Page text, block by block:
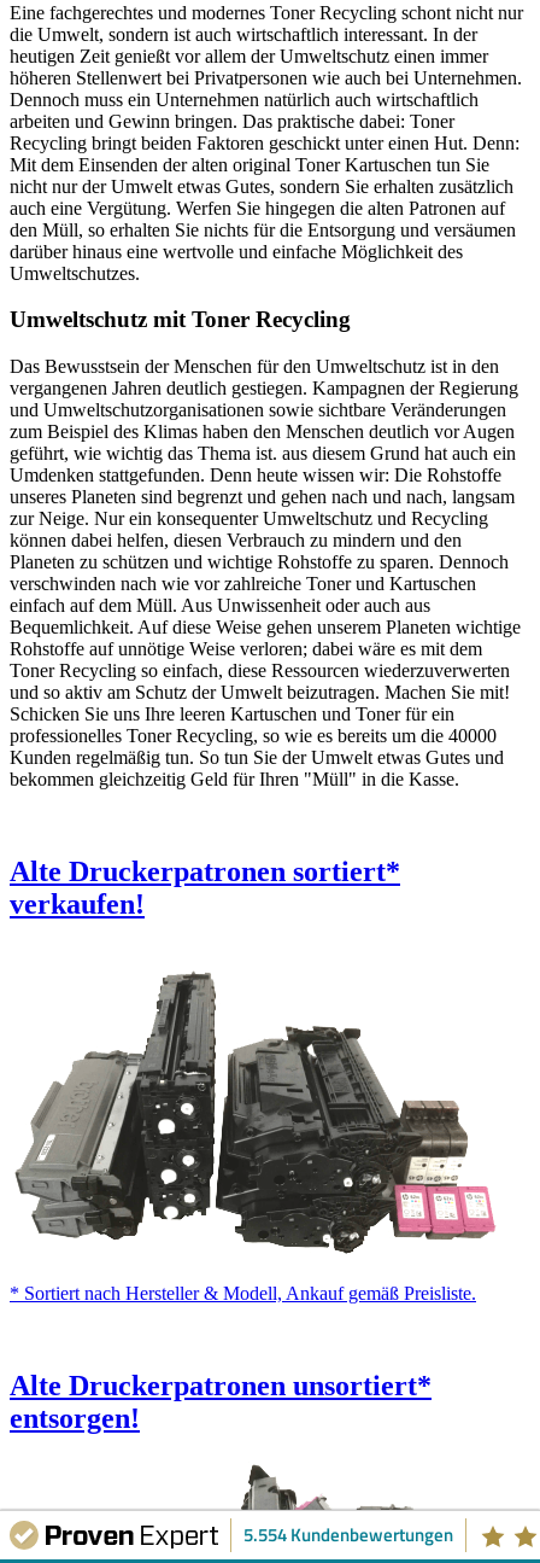
Eine fachgerechtes und modernes Toner Recycling schont nicht nur
die Umwelt, sondern ist auch wirtschaftlich interessant. In der
heutigen Zeit genießt vor allem der Umweltschutz einen immer
höheren Stellenwert bei Privatpersonen wie auch bei Unternehmen.
Dennoch muss ein Unternehmen natürlich auch wirtschaftlich
arbeiten und Gewinn bringen. Das praktische dabei: Toner
Recycling bringt beiden Faktoren geschickt unter einen Hut. Denn:
Mit dem Einsenden der alten original Toner Kartuschen tun Sie
nicht nur der Umwelt etwas Gutes, sondern Sie erhalten zusätzlich
auch eine Vergütung. Werfen Sie hingegen die alten Patronen auf
den Müll, so erhalten Sie nichts für die Entsorgung und versäumen
darüber hinaus eine wertvolle und einfache Möglichkeit des
Umweltschutzes.
Umweltschutz mit Toner Recycling
Das Bewusstsein der Menschen für den Umweltschutz ist in den
vergangenen Jahren deutlich gestiegen. Kampagnen der Regierung
und Umweltschutzorganisationen sowie sichtbare Veränderungen
zum Beispiel des Klimas haben den Menschen deutlich vor Augen
geführt, wie wichtig das Thema ist. aus diesem Grund hat auch ein
Umdenken stattgefunden. Denn heute wissen wir: Die Rohstoffe
unseres Planeten sind begrenzt und gehen nach und nach, langsam
zur Neige. Nur ein konsequenter Umweltschutz und Recycling
können dabei helfen, diesen Verbrauch zu mindern und den
Planeten zu schützen und wichtige Rohstoffe zu sparen. Dennoch
verschwinden nach wie vor zahlreiche Toner und Kartuschen
einfach auf dem Müll. Aus Unwissenheit oder auch aus
Bequemlichkeit. Auf diese Weise gehen unserem Planeten wichtige
Rohstoffe auf unnötige Weise verloren; dabei wäre es mit dem
Toner Recycling so einfach, diese Ressourcen wiederzuverwerten
und so aktiv am Schutz der Umwelt beizutragen. Machen Sie mit!
Schicken Sie uns Ihre leeren Kartuschen und Toner für ein
professionelles Toner Recycling, so wie es bereits um die 40000
Kunden regelmäßig tun. So tun Sie der Umwelt etwas Gutes und
bekommen gleichzeitig Geld für Ihren "Müll" in die Kasse.
Alte Druckerpatronen sortiert*
verkaufen!
* Sortiert nach Hersteller & Modell, Ankauf gemäß Preisliste.
Alte Druckerpatronen unsortiert*
entsorgen!
5.554 Kundenbewertungen